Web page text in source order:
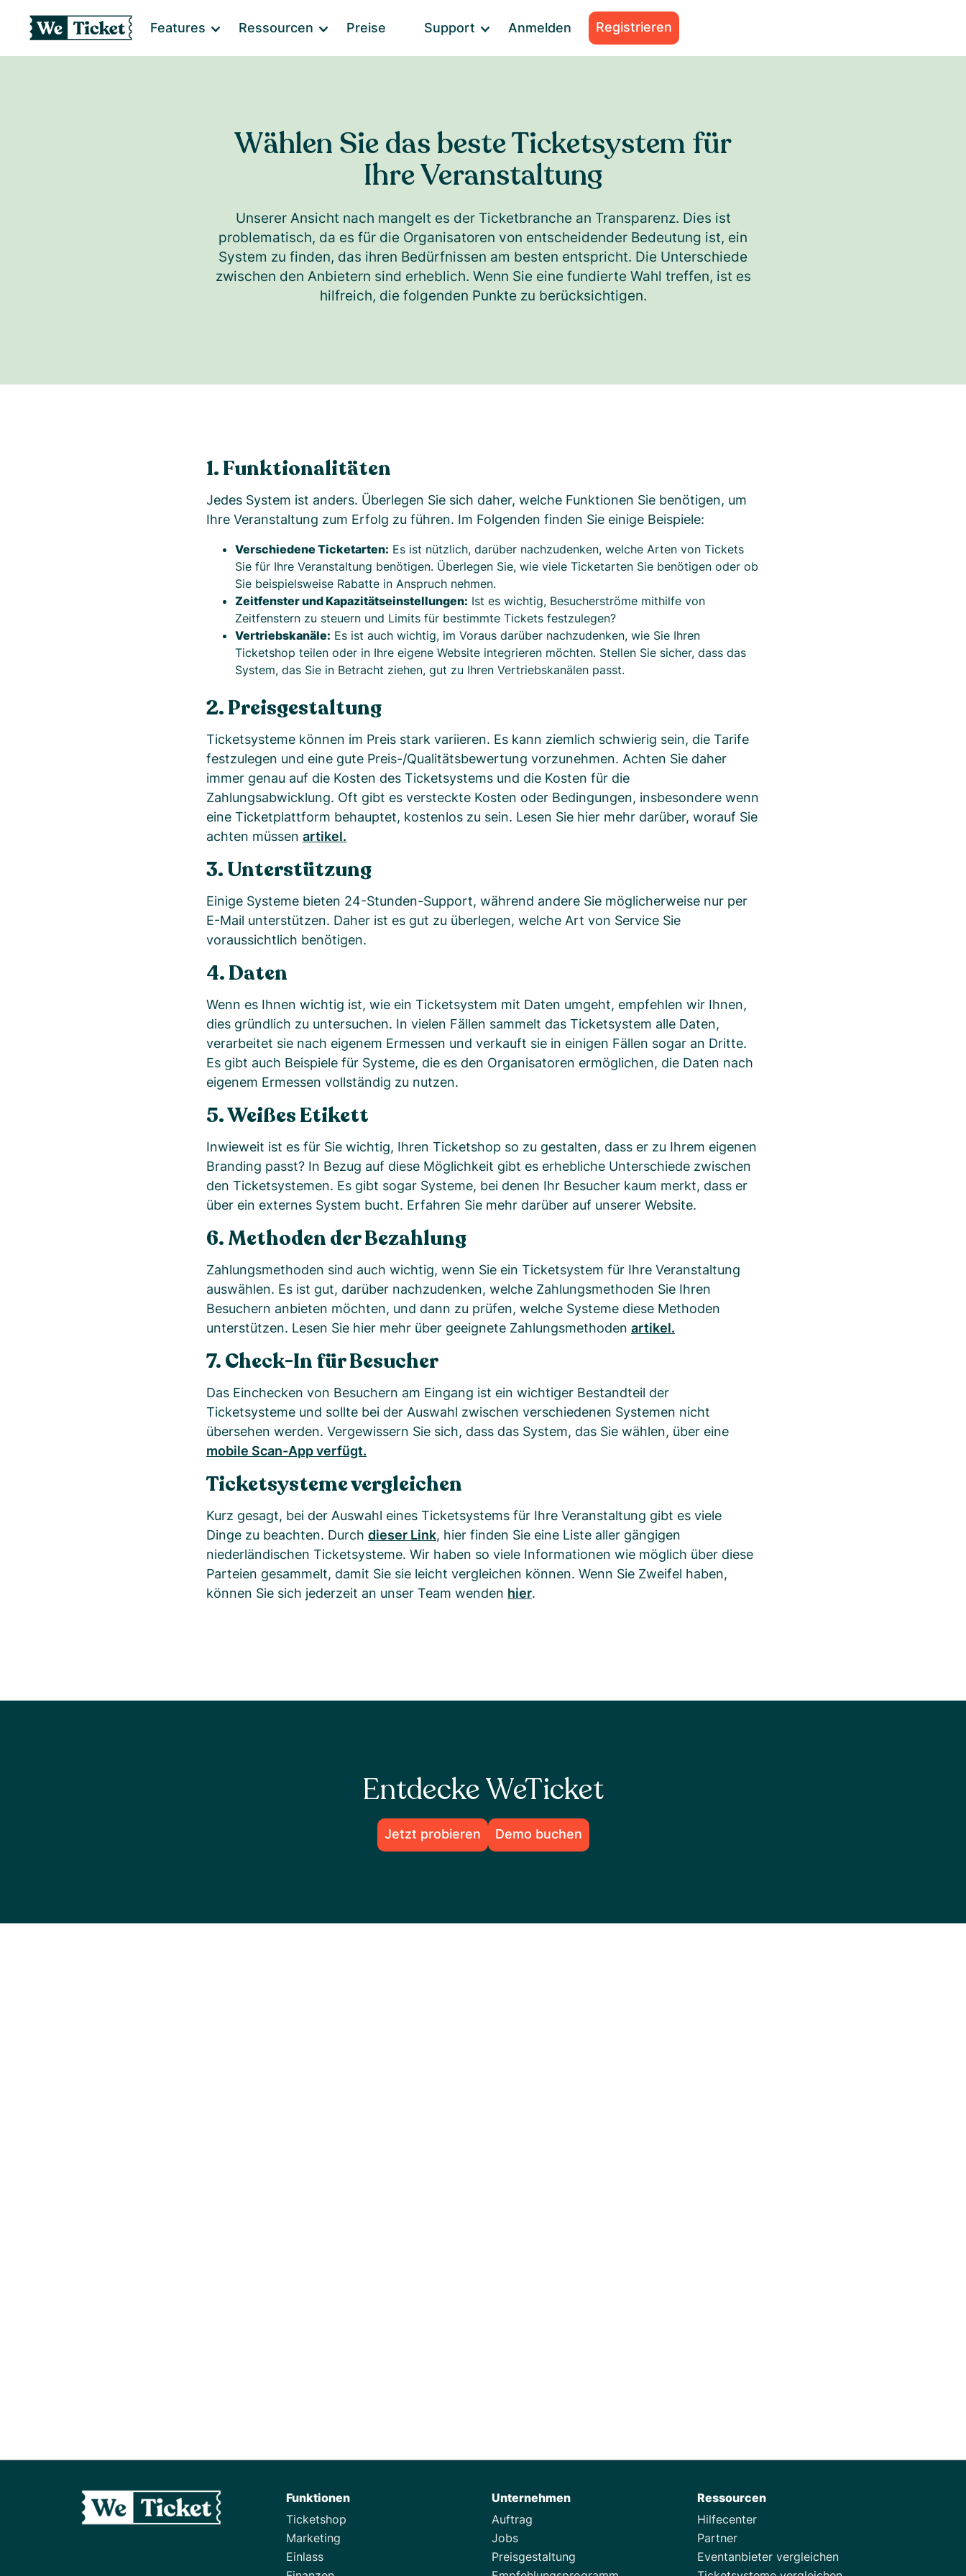
Features Ressourcen Preise Support Anmelden Registrieren
Wählen Sie das beste Ticketsystem für
Ihre Veranstaltung
Unserer Ansicht nach mangelt es der Ticketbranche an Transparenz. Dies ist
problematisch, da es für die Organisatoren von entscheidender Bedeutung ist, ein
System zu finden, das ihren Bedürfnissen am besten entspricht. Die Unterschiede
zwischen den Anbietern sind erheblich. Wenn Sie eine fundierte Wahl treffen, ist es
hilfreich, die folgenden Punkte zu berücksichtigen.
1. Funktionalitäten
Jedes System ist anders. Überlegen Sie sich daher, welche Funktionen Sie benötigen, um
Ihre Veranstaltung zum Erfolg zu führen. Im Folgenden finden Sie einige Beispiele:
Verschiedene Ticketarten: Es ist nützlich, darüber nachzudenken, welche Arten von Tickets
Sie für Ihre Veranstaltung benötigen. Überlegen Sie, wie viele Ticketarten Sie benötigen oder ob
Sie beispielsweise Rabatte in Anspruch nehmen.
Zeitfenster und Kapazitätseinstellungen: Ist es wichtig, Besucherströme mithilfe von
Zeitfenstern zu steuern und Limits für bestimmte Tickets festzulegen?
Vertriebskanäle: Es ist auch wichtig, im Voraus darüber nachzudenken, wie Sie Ihren
Ticketshop teilen oder in Ihre eigene Website integrieren möchten. Stellen Sie sicher, dass das
System, das Sie in Betracht ziehen, gut zu Ihren Vertriebskanälen passt.
2. Preisgestaltung
Ticketsysteme können im Preis stark variieren. Es kann ziemlich schwierig sein, die Tarife
festzulegen und eine gute Preis-/Qualitätsbewertung vorzunehmen. Achten Sie daher
immer genau auf die Kosten des Ticketsystems und die Kosten für die
Zahlungsabwicklung. Oft gibt es versteckte Kosten oder Bedingungen, insbesondere wenn
eine Ticketplattform behauptet, kostenlos zu sein. Lesen Sie hier mehr darüber, worauf Sie
achten müssen artikel.
3. Unterstützung
Einige Systeme bieten 24-Stunden-Support, während andere Sie möglicherweise nur per
E-Mail unterstützen. Daher ist es gut zu überlegen, welche Art von Service Sie
voraussichtlich benötigen.
4. Daten
Wenn es Ihnen wichtig ist, wie ein Ticketsystem mit Daten umgeht, empfehlen wir Ihnen,
dies gründlich zu untersuchen. In vielen Fällen sammelt das Ticketsystem alle Daten,
verarbeitet sie nach eigenem Ermessen und verkauft sie in einigen Fällen sogar an Dritte.
Es gibt auch Beispiele für Systeme, die es den Organisatoren ermöglichen, die Daten nach
eigenem Ermessen vollständig zu nutzen.
5. Weißes Etikett
Inwieweit ist es für Sie wichtig, Ihren Ticketshop so zu gestalten, dass er zu Ihrem eigenen
Branding passt? In Bezug auf diese Möglichkeit gibt es erhebliche Unterschiede zwischen
den Ticketsystemen. Es gibt sogar Systeme, bei denen Ihr Besucher kaum merkt, dass er
über ein externes System bucht. Erfahren Sie mehr darüber auf unserer Website.
6. Methoden der Bezahlung
Zahlungsmethoden sind auch wichtig, wenn Sie ein Ticketsystem für Ihre Veranstaltung
auswählen. Es ist gut, darüber nachzudenken, welche Zahlungsmethoden Sie Ihren
Besuchern anbieten möchten, und dann zu prüfen, welche Systeme diese Methoden
unterstützen. Lesen Sie hier mehr über geeignete Zahlungsmethoden artikel.
7. Check-In für Besucher
Das Einchecken von Besuchern am Eingang ist ein wichtiger Bestandteil der
Ticketsysteme und sollte bei der Auswahl zwischen verschiedenen Systemen nicht
übersehen werden. Vergewissern Sie sich, dass das System, das Sie wählen, über eine
mobile Scan-App verfügt.
Ticketsysteme vergleichen
Kurz gesagt, bei der Auswahl eines Ticketsystems für Ihre Veranstaltung gibt es viele
Dinge zu beachten. Durch dieser Link, hier finden Sie eine Liste aller gängigen
niederländischen Ticketsysteme. Wir haben so viele Informationen wie möglich über diese
Parteien gesammelt, damit Sie sie leicht vergleichen können. Wenn Sie Zweifel haben,
können Sie sich jederzeit an unser Team wenden hier.
Entdecke WeTicket
Jetzt probieren Demo buchen
Funktionen
Ticketshop
Marketing
Einlass
Unternehmen
Auftrag
Jobs
Preisgestaltung
Ressourcen
Hilfecenter
Partner
Eventanbieter vergleichen